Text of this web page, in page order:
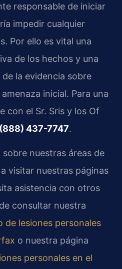
responsable de iniciar
impedir cualquier
Por ello es vital una
de los hechos y una
la evidencia sobre
inicial. Para una
con el Sr. Sris y los Of
(888) 437-7747.
nuestras áreas de
visitar nuestras páginas
asistencia con otros
consultar nuestra
de lesiones personales
o nuestra página
personales en el